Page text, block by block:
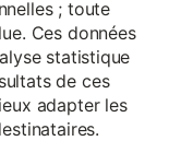
; toute
Ces données
statistique
de ces
adapter les